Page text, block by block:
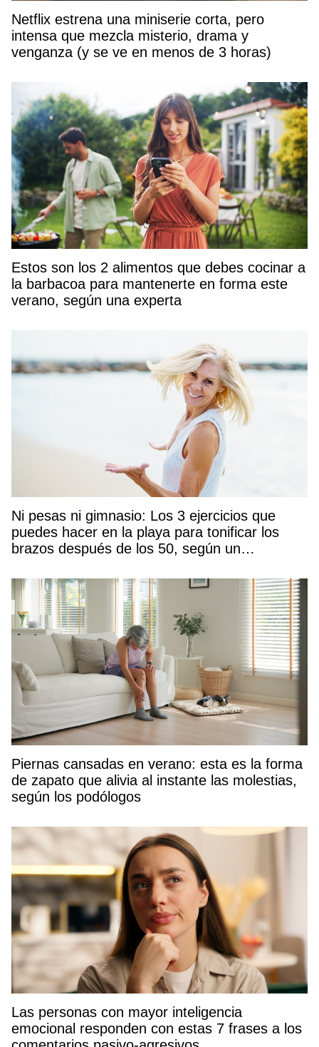
Netflix estrena una miniserie corta, pero
intensa que mezcla misterio, drama y
venganza (y se ve en menos de 3 horas)
Estos son los 2 alimentos que debes cocinar a
la barbacoa para mantenerte en forma este
verano, según una experta
Ni pesas ni gimnasio: Los 3 ejercicios que
puedes hacer en la playa para tonificar los
brazos después de los 50, según un
Piernas cansadas en verano: esta es la forma
de zapato que alivia al instante las molestias,
según los podólogos
Las personas con mayor inteligencia
emocional responden con estas 7 frases a los